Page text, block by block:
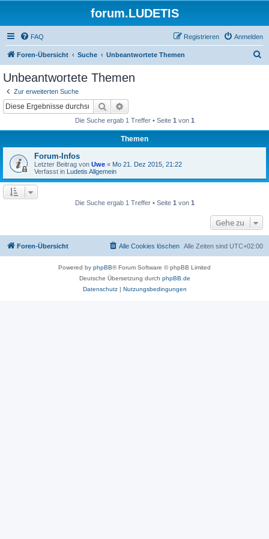
forum.LUDETIS
FAQ Anmelden
Registrieren
Foren-Übersicht Suche Unbeantwortete Themen
Unbeantwortete Themen
Zur erweiterten Suche
Suche
Die Suche ergab 1 Treffer • Seite 1 von 1
Themen
Forum-Infos
Letzter Beitrag von Uwe « Mo 21. Dez 2015, 21:22
Verfasst in Ludetis Allgemein
Die Suche ergab 1 Treffer • Seite 1 von 1
Gehe zu
Foren-Übersicht Alle Zeiten sind UTC+02:00
Alle Cookies löschen
Powered by phpBB® Forum Software © phpBB Limited
Deutsche Übersetzung durch phpBB.de
Datenschutz| Nutzungsbedingungen